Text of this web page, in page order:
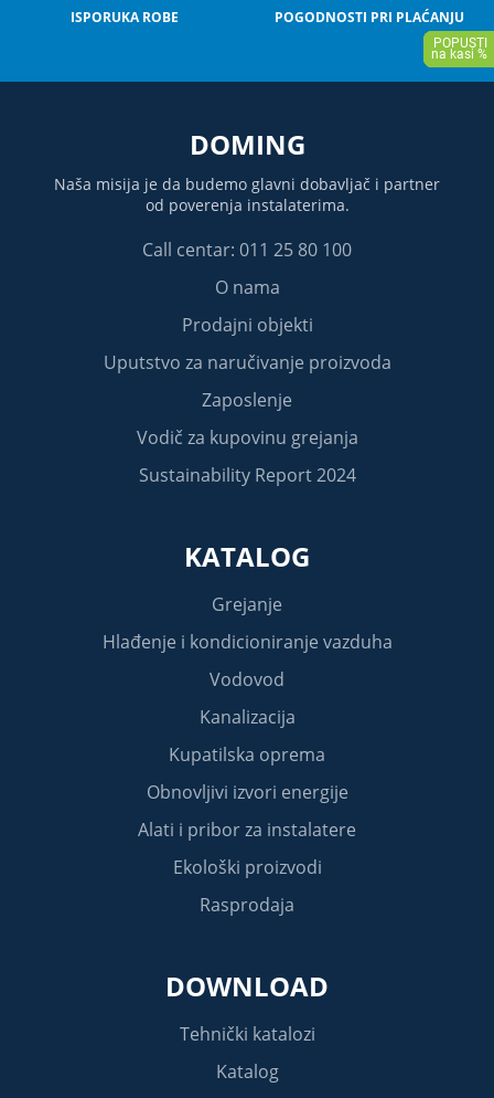
ISPORUKA ROBE POGODNOSTI PRI PLAĆANJU
DOMING
Naša misija je da budemo glavni dobavljač i partner
od poverenja instalaterima.
Call centar: 011 25 80 100
O nama
Prodajni objekti
Uputstvo za naručivanje proizvoda
Zaposlenje
Vodič za kupovinu grejanja
Sustainability Report 2024
KATALOG
Grejanje
Hlađenje i kondicioniranje vazduha
Vodovod
Kanalizacija
Kupatilska oprema
Obnovljivi izvori energije
Alati i pribor za instalatere
Ekološki proizvodi
Rasprodaja
DOWNLOAD
Tehnički katalozi
Katalog